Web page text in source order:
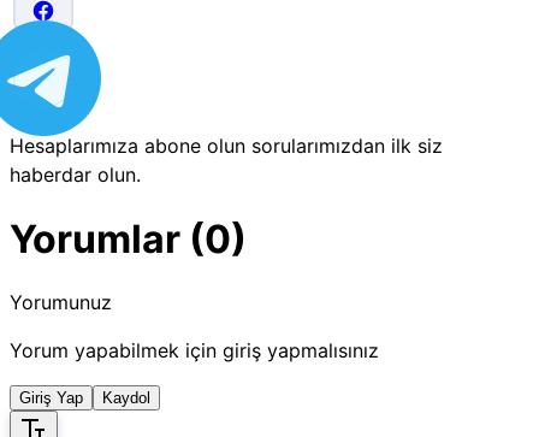
Hesaplarımıza abone olun sorularımızdan ilk siz
haberdar olun.
Yorumlar (0)
Yorumunuz
Yorum yapabilmek için giriş yapmalısınız
Giriş Yap Kaydol